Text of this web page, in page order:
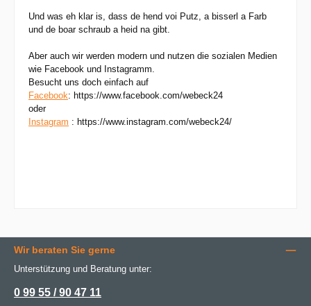
Und was eh klar is, dass de hend voi Putz, a bisserl a Farb
und de boar schraub a heid na gibt.
Aber auch wir werden modern und nutzen die sozialen Medien
wie Facebook und Instagramm.
Besucht uns doch einfach auf
Facebook: https://www.facebook.com/webeck24
oder
Instagram : https://www.instagram.com/webeck24/
Wir beraten Sie gerne
Unterstützung und Beratung unter:
0 99 55 / 90 47 11